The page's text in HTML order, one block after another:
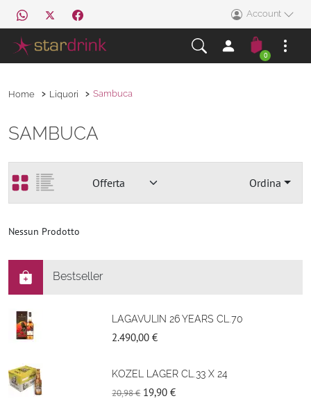
Account
0
Home Liquori Sambuca
SAMBUCA
Ordina
Nessun Prodotto
Bestseller
LAGAVULIN 26 YEARS CL.70
2.490,00 €
KOZEL LAGER CL.33 X 24
20,98 €19,90 €